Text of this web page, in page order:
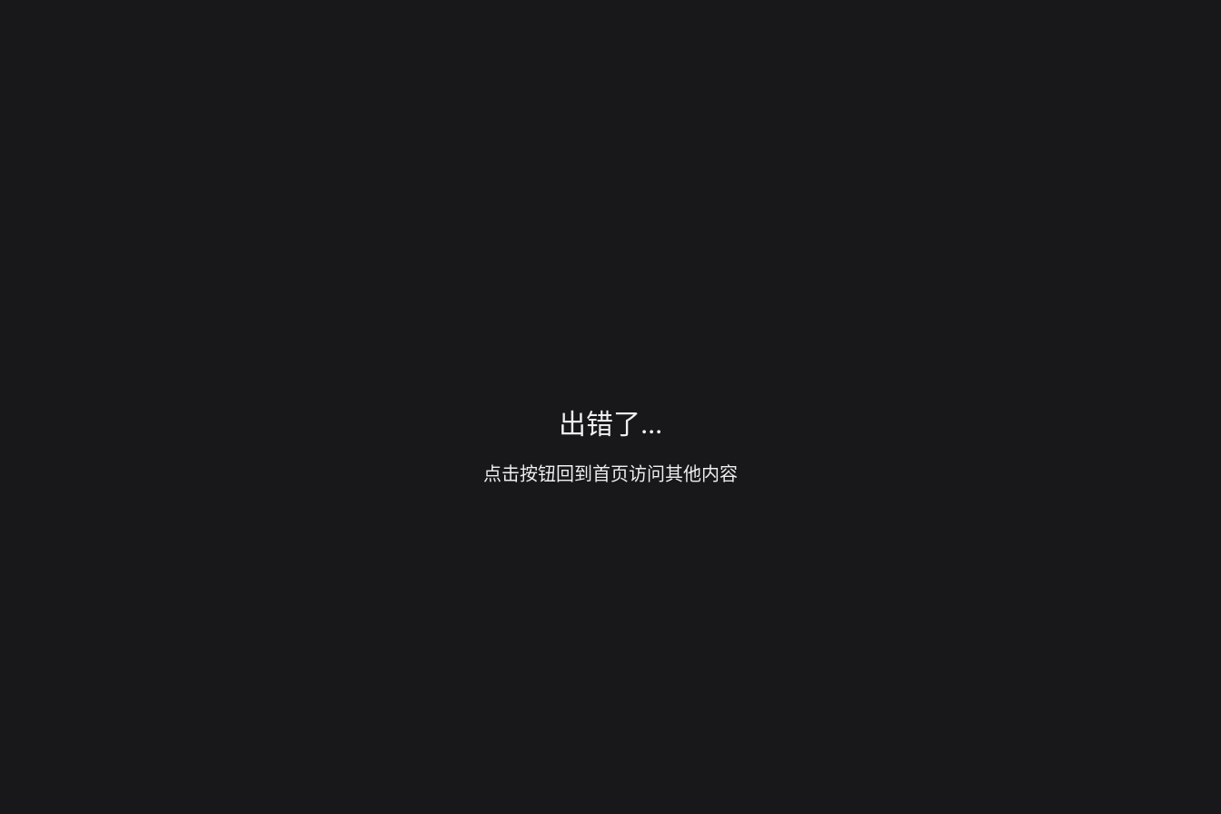
出错了...
点击按钮回到首页访问其他内容